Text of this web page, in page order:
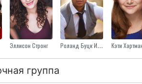
Эллисон Стронг Роланд Буцк ИИИ Кэти
группа